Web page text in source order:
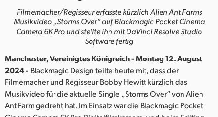
Hong Kong SAR, China
India
Japan
Korea
Filmemacher/Regisseur erfasste kürzlichAlien Ant Farms
Musikvideo „Storms Over“ auf BlackmagicPocket Cinema
Camera 6K Pro und stellte ihn mit DaVinci Resolve Studio
Software fertig
Manchester, Vereinigtes Königreich - Montag 12. August
2024 - Blackmagic Design teilte heute mit, dass der
Filmemacher und Regisseur Bobby Hewitt kürzlich das
Musikvideo für die aktuelle Single „Storms Over“ von Alien
Ant Farm gedreht hat. Im Einsatz war die Blackmagic Pocket